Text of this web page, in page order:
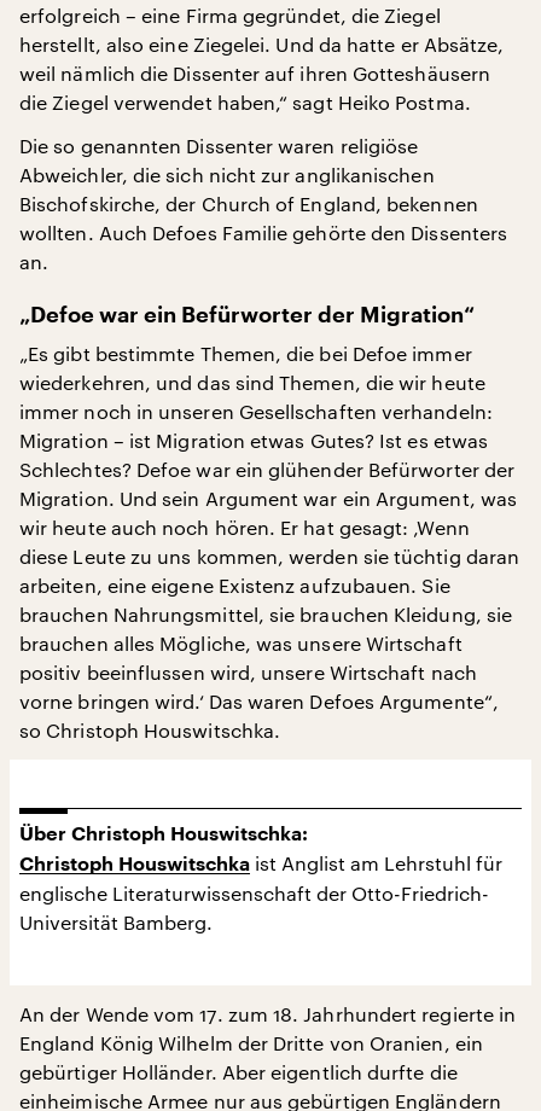
erfolgreich – eine Firma gegründet, die Ziegel
herstellt, also eine Ziegelei. Und da hatte er Absätze,
weil nämlich die Dissenter auf ihren Gotteshäusern
die Ziegel verwendet haben,“ sagt Heiko Postma.
Die so genannten Dissenter waren religiöse
Abweichler, die sich nicht zur anglikanischen
Bischofskirche, der Church of England, bekennen
wollten. Auch Defoes Familie gehörte den Dissenters
an.
„Defoe war ein Befürworter der Migration“
„Es gibt bestimmte Themen, die bei Defoe immer
wiederkehren, und das sind Themen, die wir heute
immer noch in unseren Gesellschaften verhandeln:
Migration – ist Migration etwas Gutes? Ist es etwas
Schlechtes? Defoe war ein glühender Befürworter der
Migration. Und sein Argument war ein Argument, was
wir heute auch noch hören. Er hat gesagt: ‚Wenn
diese Leute zu uns kommen, werden sie tüchtig daran
arbeiten, eine eigene Existenz aufzubauen. Sie
brauchen Nahrungsmittel, sie brauchen Kleidung, sie
brauchen alles Mögliche, was unsere Wirtschaft
positiv beeinflussen wird, unsere Wirtschaft nach
vorne bringen wird.‘ Das waren Defoes Argumente“,
so Christoph Houswitschka.
Über Christoph Houswitschka:
Christoph Houswitschka ist Anglist am Lehrstuhl für
englische Literaturwissenschaft der Otto-Friedrich-
Universität Bamberg.
An der Wende vom 17. zum 18. Jahrhundert regierte in
England König Wilhelm der Dritte von Oranien, ein
gebürtiger Holländer. Aber eigentlich durfte die
einheimische Armee nur aus gebürtigen Engländern